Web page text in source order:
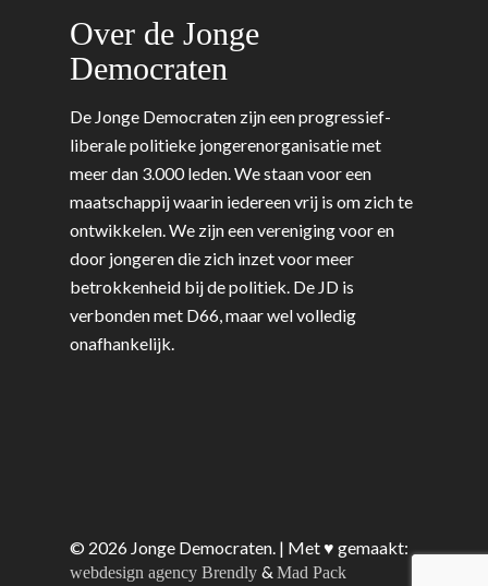
Over de Jonge
Democraten
De Jonge Democraten zijn een progressief-
liberale politieke jongerenorganisatie met
meer dan 3.000 leden. We staan voor een
maatschappij waarin iedereen vrij is om zich te
ontwikkelen. We zijn een vereniging voor en
door jongeren die zich inzet voor meer
betrokkenheid bij de politiek. De JD is
verbonden met D66, maar wel volledig
onafhankelijk.
© 2026 Jonge Democraten. | Met ♥︎ gemaakt:
webdesign agency Brendly & Mad Pack